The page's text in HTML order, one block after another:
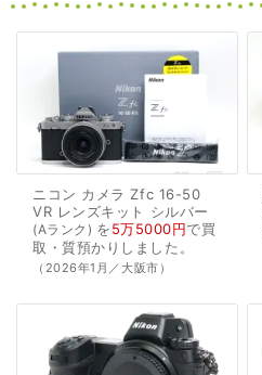
ニコン カメラ Zfc 16-50
VR レンズキット シルバー
Aランク を5万5000円で買
取・質預かり しました。
（2026年1月／大阪市）